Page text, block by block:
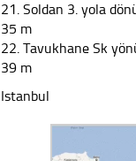
21. Soldan 3. yola
35 m
22. Tavukhane Sk
39 m
Istanbul